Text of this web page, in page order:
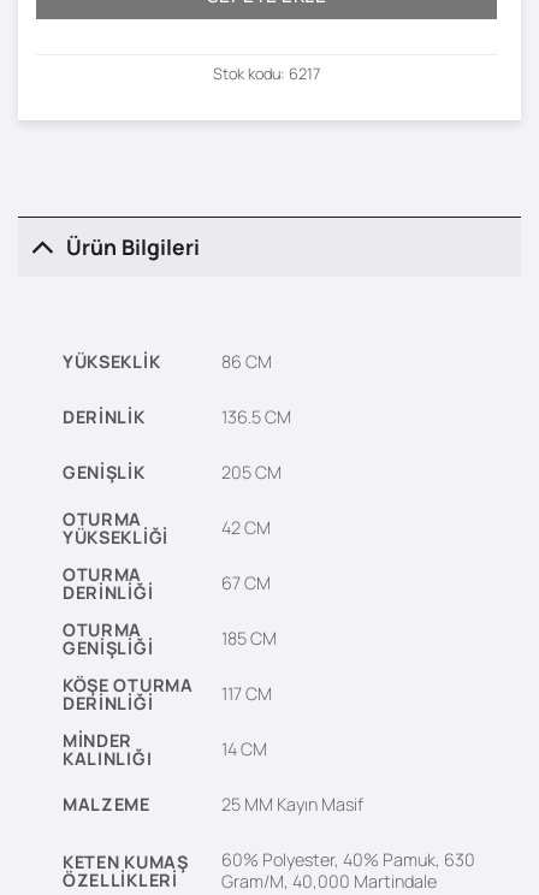
Stok kodu: 6217
Ürün Bilgileri
YÜKSEKLIK 86 CM
DERINLIK 136.5 CM
GENIŞLIK 205 CM
OTURMA
YÜKSEKLIĞI 42 CM
OTURMA
DERINLIĞI 67 CM
OTURMA
GENIŞLIĞI 185 CM
KÖŞE OTURMA
DERINLIĞI 117 CM
MINDER
KALINLIĞI 14 CM
MALZEME 25 MM Kayın Masif
KETEN KUMAŞ
ÖZELLIKLERI
60% Polyester, 40% Pamuk, 630
Gram/M, 40,000 Martindale